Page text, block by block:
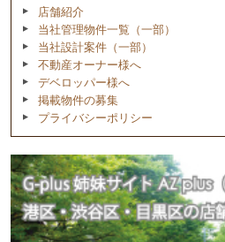
店舗紹介
当社管理物件一覧（一部）
当社設計案件（一部）
不動産オーナー様へ
デベロッパー様へ
掲載物件の募集
プライバシーポリシー